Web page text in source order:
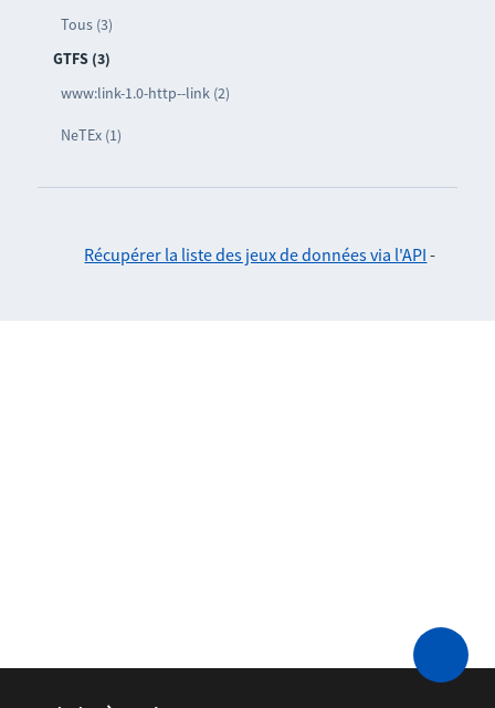
Tous (3)
GTFS (3)
www:link-1.0-http--link (2)
NeTEx (1)
Récupérer la liste des jeux de données via l'API -